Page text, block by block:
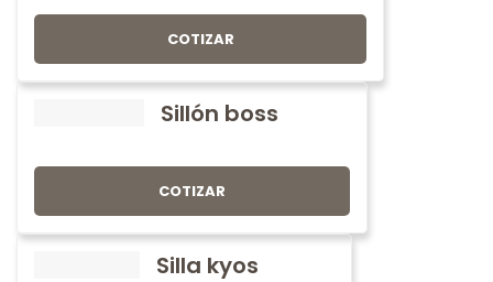
COTIZAR
Sillón boss
COTIZAR
Silla kyos